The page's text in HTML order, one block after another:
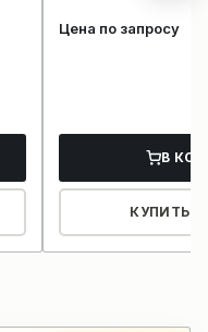
Цена по запросу
В
КУПИТЬ В